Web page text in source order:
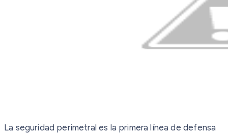
La seguridad perimetral es la primera línea de defensa